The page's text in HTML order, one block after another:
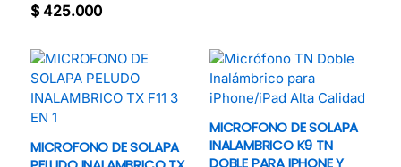
Valorado
de 5
$425.000
MICROFONO DE SOLAPA
MICROFONO DE SOLAPA
INALAMBRICO K9 TN
DOBLE PARA IPHONE Y